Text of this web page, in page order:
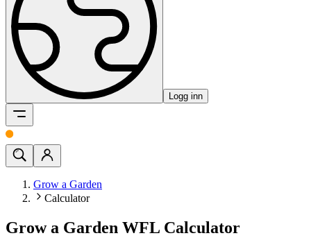
Logg inn
Grow a Garden
Calculator
Grow a Garden WFL Calculator